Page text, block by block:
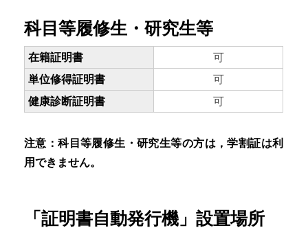
科目等履修生・研究生等
在籍証明書
可
単位修得証明書
可
健康診断証明書
可
注意：科目等履修生・研究生等の方は，学割証は利
用できません。
「証明書自動発行機」設置場所